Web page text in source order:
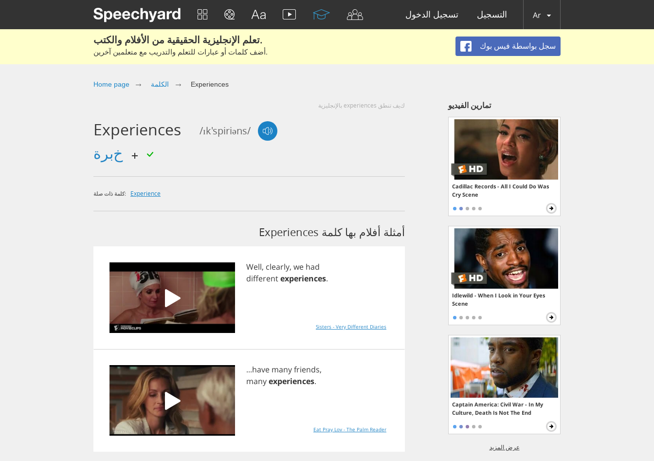
تسجيل الدخول التسجيل Ar
تعلم الإنجليزية الحقيقية من الأفلام والكتب.
أضف كلمات أو عبارات للتعلم والتدريب مع متعلمين آخرين.
سجل بواسطة فيس بوك
Home page الكلمة Experiences
كيف تنطق experiences بالإنجليزية
Experiences /ɪk'spiriəns/
كلمة ذات صلة: Experience
أمثلة أفلام بها كلمة Experiences
Well, clearly, we had
differentexperiences.
Sisters - Very Different Diaries
...have manyfriends,
manyexperiences.
Eat Pray Lov - The Palm Reader
تمارين الفيديو
Cadillac Records - All I Could Do Was
Cry Scene
Idlewild - When I Look in Your Eyes
Scene
Captain America: Civil War - In My
Culture, Death Is Not The End
عرض المزيد